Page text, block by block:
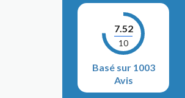
7.52
10
Basé sur 1003
Avis